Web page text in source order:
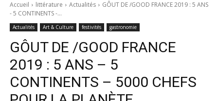
Accueil littérature Actualités
GÔUT DE /GOOD FRANCE 2019 : 5 ANS
- 5 CONTINENTS -...
Actualités Art & Culture festivités gastronomie
GÔUT DE /GOOD FRANCE
2019 : 5 ANS – 5
CONTINENTS – 5000 CHEFS